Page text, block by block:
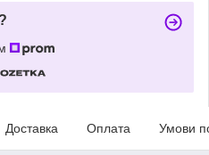
Доставка Оплата Умови